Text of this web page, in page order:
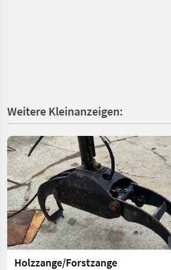
Weitere Kleinanzeigen:
Holzzange/Forstzange